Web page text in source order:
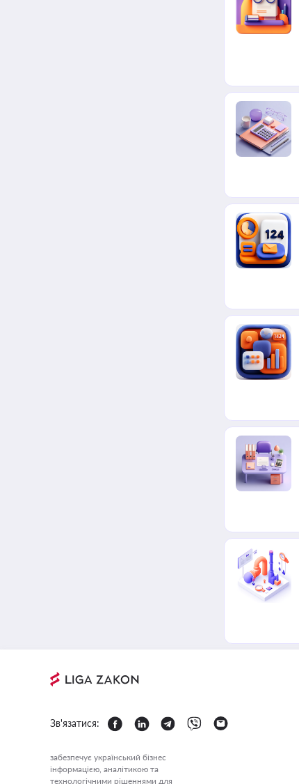
Зв'язатися:
забезпечує український бізнес
інформацією, аналітикою та
технологічними рішеннями для